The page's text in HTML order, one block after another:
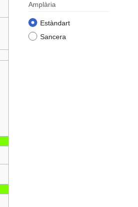
Amplària
Estàndart
Sancera